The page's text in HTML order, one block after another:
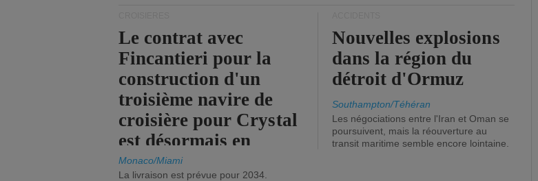
Le contrat avec
Fincantieri pour la
construction d'un
troisième navire de
croisière pour Crystal
est désormais en
vigueur.
Monaco/Miami
La livraison est prévue pour 2034.
Nouvelles explosions
dans la région du
détroit d'Ormuz
Southampton/Téhéran
Les négociations entre l'Iran et Oman se
poursuivent, mais la réouverture au
transit maritime semble encore lointaine.